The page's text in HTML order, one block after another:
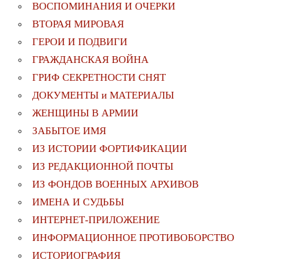
ВОСПОМИНАНИЯ И ОЧЕРКИ
ВТОРАЯ МИРОВАЯ
ГЕРОИ И ПОДВИГИ
ГРАЖДАНСКАЯ ВОЙНА
ГРИФ СЕКРЕТНОСТИ СНЯТ
ДОКУМЕНТЫ и МАТЕРИАЛЫ
ЖЕНЩИНЫ В АРМИИ
ЗАБЫТОЕ ИМЯ
ИЗ ИСТОРИИ ФОРТИФИКАЦИИ
ИЗ РЕДАКЦИОННОЙ ПОЧТЫ
ИЗ ФОНДОВ ВОЕННЫХ АРХИВОВ
ИМЕНА И СУДЬБЫ
ИНТЕРНЕТ-ПРИЛОЖЕНИЕ
ИНФОРМАЦИОННОЕ ПРОТИВОБОРСТВО
ИСТОРИОГРАФИЯ